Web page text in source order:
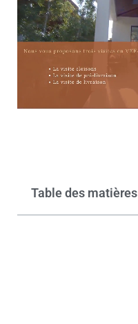
Table des matières